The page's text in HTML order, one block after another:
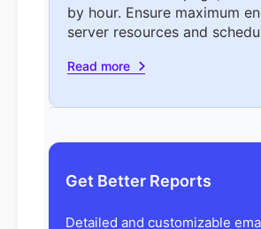
by hour. Ensure maximum
server resources and
Read more
Get Better Reports
Detailed and customizable